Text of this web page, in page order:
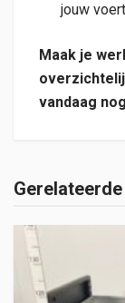
jouw
Maak je
vandaag